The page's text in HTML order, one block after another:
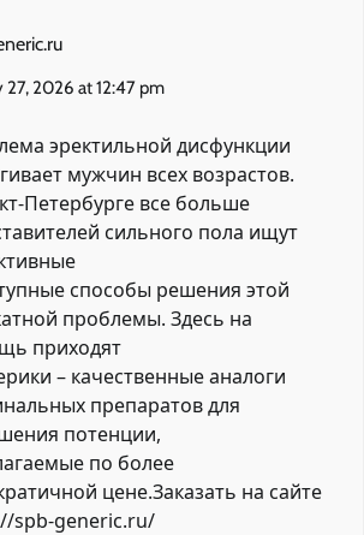
27, 2026 at 12:47 pm
эректильной дисфункции
мужчин всех возрастов.
Петербурге все больше
сильного пола ищут
способы решения этой
проблемы. Здесь на
приходят
– качественные аналоги
препаратов для
потенции,
по более
цене.Заказать на сайте
spb-generic.ru/